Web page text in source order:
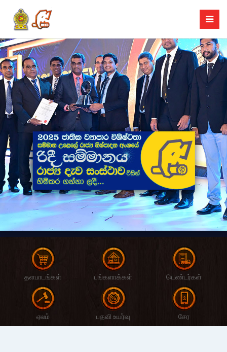
தளபாடங்கள் பங்களாக்கள் டெண்டர்கள்
ஏலம் பதவி உயர்வு சேர